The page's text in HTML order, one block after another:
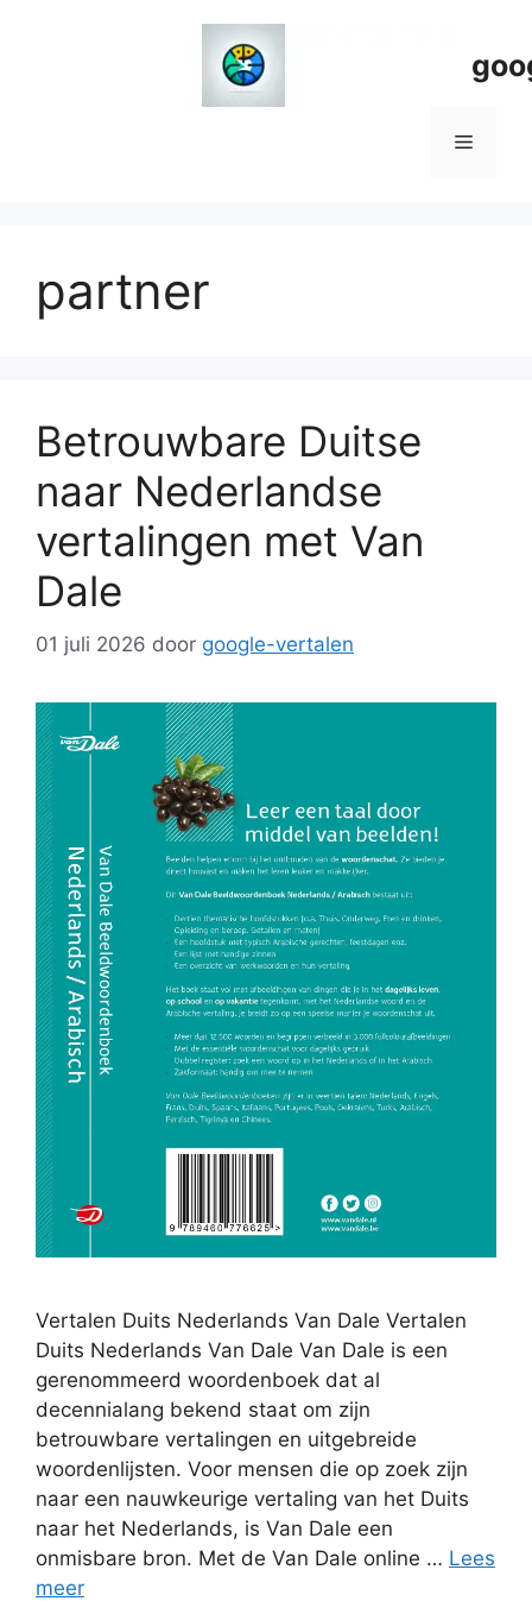
Menu
partner
Betrouwbare Duitse
naar Nederlandse
vertalingen met Van
Dale
01 juli 2026 door google-vertalen
Vertalen Duits Nederlands Van Dale Vertalen
Duits Nederlands Van Dale Van Dale is een
gerenommeerd woordenboek dat al
decennialang bekend staat om zijn
betrouwbare vertalingen en uitgebreide
woordenlijsten. Voor mensen die op zoek zijn
naar een nauwkeurige vertaling van het Duits
naar het Nederlands, is Van Dale een
onmisbare bron. Met de Van Dale online … Lees
meer